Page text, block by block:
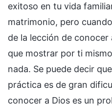
exitoso en tu vida
matrimonio, pero
de la lección de conocer
que mostrar por ti
nada. Se puede decir
práctica es de gran
conocer a Dios es un